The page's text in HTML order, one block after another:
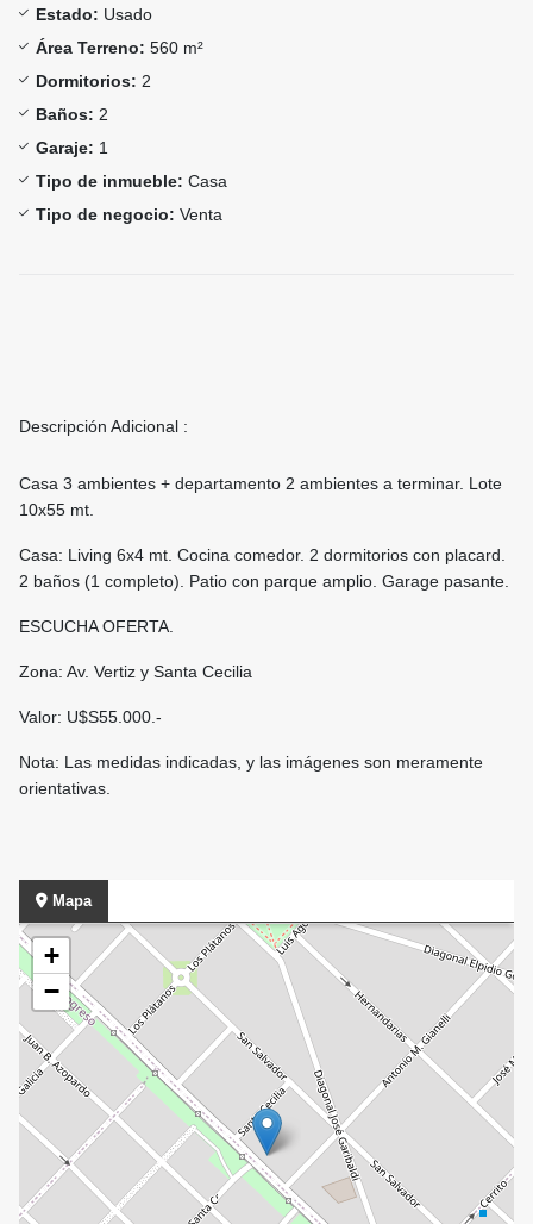
Estado: Usado
Área Terreno: 560 m²
Dormitorios: 2
Baños: 2
Garaje: 1
Tipo de inmueble: Casa
Tipo de negocio: Venta
Descripción Adicional :
Casa 3 ambientes + departamento 2 ambientes a terminar. Lote
10x55 mt.
Casa: Living 6x4 mt. Cocina comedor. 2 dormitorios con placard.
2 baños (1 completo). Patio con parque amplio. Garage pasante.
ESCUCHA OFERTA.
Zona: Av. Vertiz y Santa Cecilia
Valor: U$S55.000.-
Nota: Las medidas indicadas, y las imágenes son meramente
orientativas.
Mapa
+
−